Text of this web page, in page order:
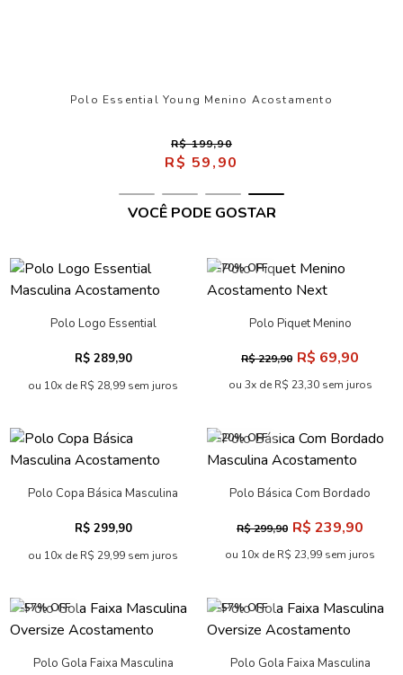
Polo Essential Young Menino Acostamento
R$ 199,90
R$ 59,90
VOCÊ PODE GOSTAR
Polo Logo Essential
R$ 289,90
ou 10x de R$ 28,99 sem juros
-70% OFF
Polo Piquet Menino
R$ 229,90 R$ 69,90
ou 3x de R$ 23,30 sem juros
Polo Copa Básica Masculina
R$ 299,90
ou 10x de R$ 29,99 sem juros
-20% OFF
Polo Básica Com Bordado
R$ 299,90 R$ 239,90
ou 10x de R$ 23,99 sem juros
-57% OFF
Polo Gola Faixa Masculina
-57% OFF
Polo Gola Faixa Masculina